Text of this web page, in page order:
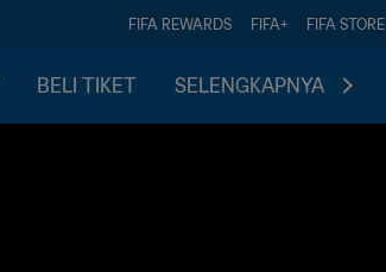
FIFA REWARDS FIFA+ FIFA STORE
BELI TIKET SELENGKAPNYA